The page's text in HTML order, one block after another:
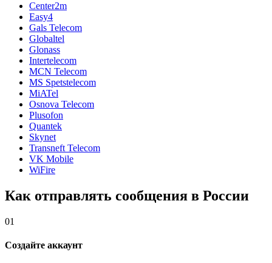
Center2m
Easy4
Gals Telecom
Globaltel
Glonass
Intertelecom
MCN Telecom
MS Spetstelecom
MiATel
Osnova Telecom
Plusofon
Quantek
Skynet
Transneft Telecom
VK Mobile
WiFire
Как отправлять сообщения в России
01
Создайте аккаунт